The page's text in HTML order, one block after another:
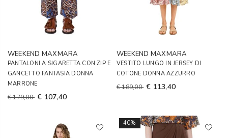
WEEKEND MAXMARA
PANTALONI A SIGARETTA CON ZIP E
GANCETTO FANTASIA DONNA
MARRONE
€ 179,00 € 107,40
WEEKEND MAXMARA
VESTITO LUNGO IN JERSEY DI
COTONE DONNA AZZURRO
€ 189,00 € 113,40
40%